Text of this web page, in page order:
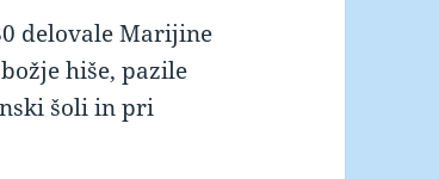
delovale Marijine
hiše, pazile
šoli in pri